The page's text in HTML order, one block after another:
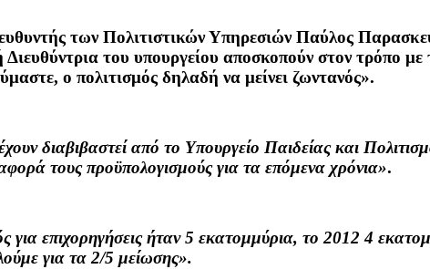
των Πολιτιστικών Υπηρεσιών Παύλος
του υπουργείου αποσκοπούν στον τρόπο
ο πολιτισμός δηλαδή να μείνει ζωντανός».
διαβιβαστεί από το Υπουργείο Παιδείας και
τους προϋπολογισμούς για τα επόμενα χρόνια».
για επιχορηγήσεις ήταν 5 εκατομμύρια, το 2012 4
για τα 2/5 μείωσης».